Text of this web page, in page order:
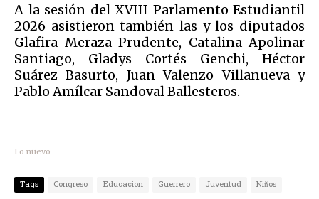
A la sesión del XVIII Parlamento Estudiantil
2026 asistieron también las y los diputados
Glafira Meraza Prudente, Catalina Apolinar
Santiago, Gladys Cortés Genchi, Héctor
Suárez Basurto, Juan Valenzo Villanueva y
Pablo Amílcar Sandoval Ballesteros.
Lo nuevo
Tags Congreso Educacion Guerrero Juventud Niños